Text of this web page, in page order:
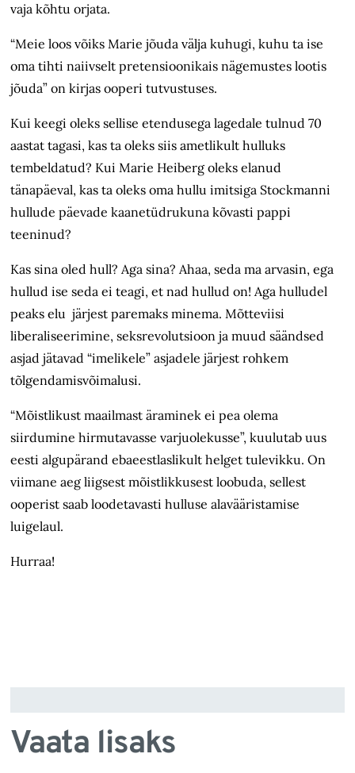
vaja kõhtu orjata.
“Meie loos võiks Marie jõuda välja kuhugi, kuhu ta ise
oma tihti naiivselt pretensioonikais nägemustes lootis
jõuda” on kirjas ooperi tutvustuses.
Kui keegi oleks sellise etendusega lagedale tulnud 70
aastat tagasi, kas ta oleks siis ametlikult hulluks
tembeldatud? Kui Marie Heiberg oleks elanud
tänapäeval, kas ta oleks oma hullu imitsiga Stockmanni
hullude päevade kaanetüdrukuna kõvasti pappi
teeninud?
Kas sina oled hull? Aga sina? Ahaa, seda ma arvasin, ega
hullud ise seda ei teagi, et nad hullud on! Aga hulludel
peaks elu järjest paremaks minema. Mõtteviisi
liberaliseerimine, seksrevolutsioon ja muud säändsed
asjad jätavad “imelikele” asjadele järjest rohkem
tõlgendamisvõimalusi.
“Mõistlikust maailmast äraminek ei pea olema
siirdumine hirmutavasse varjuolekusse”, kuulutab uus
eesti algupärand ebaeestlaslikult helget tulevikku. On
viimane aeg liigsest mõistlikkusest loobuda, sellest
ooperist saab loodetavasti hulluse alavääristamise
luigelaul.
Hurraa!
Vaata lisaks